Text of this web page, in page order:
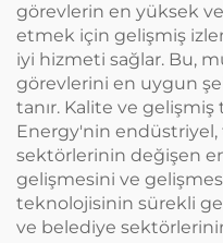
görevlerin en yüksek
etmek için gelişmiş
iyi hizmeti sağlar. Bu,
görevlerini en uygun
tanır. Kalite ve
Energy'nin endüstriyel,
sektörlerinin değişen
gelişmesini ve
teknolojisinin sürekli
ve belediye